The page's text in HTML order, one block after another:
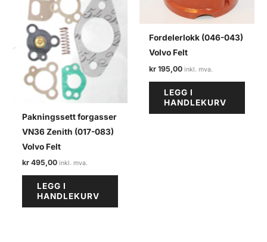
Pakningssett forgasser
VN36 Zenith (017-083)
Volvo Felt
kr 495,00
LEGG I
HANDLEKURV
Fordelerlokk (046-043)
Volvo Felt
kr 195,00
LEGG I
HANDLEKURV